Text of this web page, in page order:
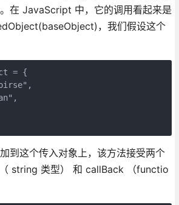
在 JavaScript 中，它的调用看起来是
，我们假设这个
= {
到这个传入对象上，该方法接受两个
string 类型） 和 callBack （functio